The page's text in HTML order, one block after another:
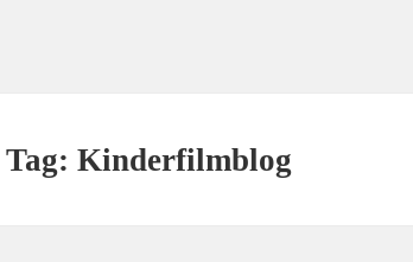
Tag:Kinderfilmblog